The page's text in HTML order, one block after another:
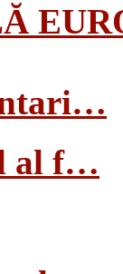
al f…